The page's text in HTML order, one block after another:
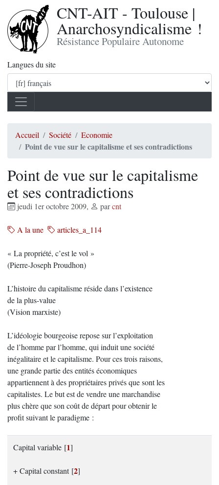
CNT-AIT - Toulouse |
Anarchosyndicalisme !
Résistance Populaire Autonome
Langues du site
Accueil Société Economie
Point de vue sur le capitalisme et ses contradictions
Point de vue sur le capitalisme
et ses contradictions
jeudi 1er octobre 2009, parcnt
A la une articles_a_114
« La propriété, c’est le vol »
(Pierre-Joseph Proudhon)
L’histoire du capitalisme réside dans l’existence
de la plus-value
(Vision marxiste)
L’idéologie bourgeoise repose sur l’exploitation
de l’homme par l’homme, qui induit une société
inégalitaire et le capitalisme. Pour ces trois raisons,
une grande partie des entités économiques
appartiennent à des propriétaires privés que sont les
capitalistes. Le but est de vendre une marchandise
plus chère que son coût de départ pour obtenir le
profit suivant le paradigme :
Capital variable [1]
+ Capital constant[2]